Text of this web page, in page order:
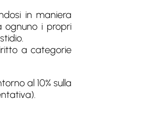
in maniera
ognuno i propri
a categorie
al 10% sulla